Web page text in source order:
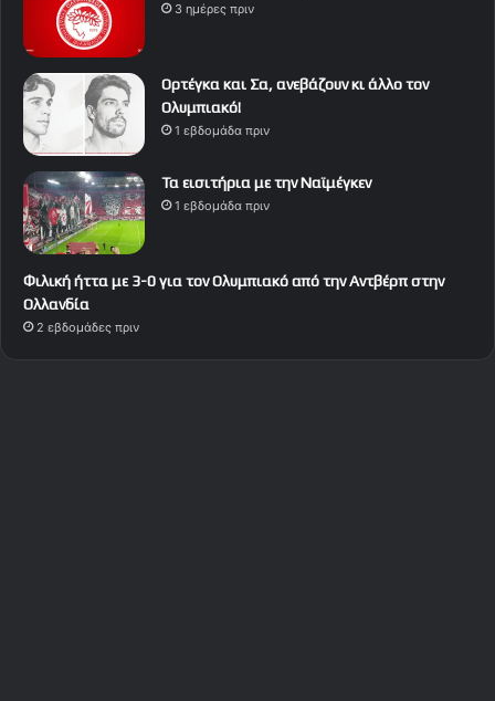
3 ημέρες πριν
Ορτέγκα και Σα, ανεβάζουν κι άλλο τον
Ολυμπιακό!
1 εβδομάδα πριν
Τα εισιτήρια με την Ναϊμέγκεν
1 εβδομάδα πριν
Φιλική ήττα με 3-0 για τον Ολυμπιακό από την Αντβέρπ στην
Ολλανδία
2 εβδομάδες πριν